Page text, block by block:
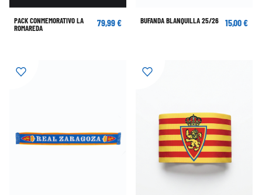
PACK CONMEMORATIVO LA
ROMAREDA
79,99 € BUFANDA BLANQUILLA 25/26 15,00 €